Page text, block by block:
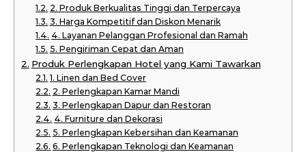
2. Produk Berkualitas Tinggi dan Terpercaya
3. Harga Kompetitif dan Diskon Menarik
4. Layanan Pelanggan Profesional dan Ramah
5. Pengiriman Cepat dan Aman
Produk Perlengkapan Hotel yang Kami Tawarkan
1. Linen dan Bed Cover
2. Perlengkapan Kamar Mandi
3. Perlengkapan Dapur dan Restoran
4. Furniture dan Dekorasi
5. Perlengkapan Kebersihan dan Keamanan
6. Perlengkapan Teknologi dan Keamanan